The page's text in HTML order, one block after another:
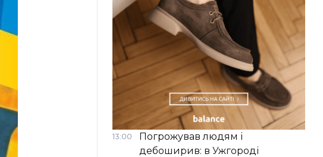
13:00
Погрожував людям і
дебоширив: в Ужгороді